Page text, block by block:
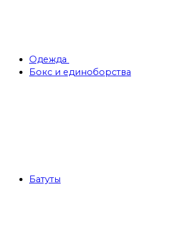
Одежда
Бокс и единоборства
Батуты